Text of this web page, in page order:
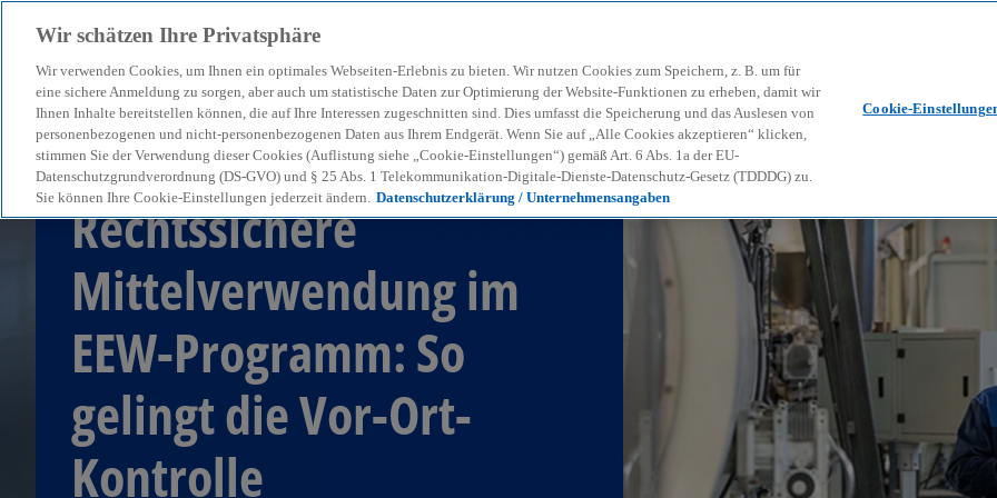
menu
Client Case
Rechtssichere
Mittelverwendung im
EEW-Programm: So
gelingt die Vor-Ort-
Kontrolle
Wir schätzen Ihre Privatsphäre
Wir verwenden Cookies, um Ihnen ein optimales Webseiten-Erlebnis zu bieten. Wir nutzen Cookies zum Speichern, z. B. um für
eine sichere Anmeldung zu sorgen, aber auch um statistische Daten zur Optimierung der Website-Funktionen zu erheben, damit wir
Ihnen Inhalte bereitstellen können, die auf Ihre Interessen zugeschnitten sind. Dies umfasst die Speicherung und das Auslesen von
personenbezogenen und nicht-personenbezogenen Daten aus Ihrem Endgerät. Wenn Sie auf „Alle Cookies akzeptieren“ klicken,
stimmen Sie der Verwendung dieser Cookies (Auflistung siehe „Cookie-Einstellungen“) gemäß Art. 6 Abs. 1a der EU-
Datenschutzgrundverordnung (DS-GVO) und § 25 Abs. 1 Telekommunikation-Digitale-Dienste-Datenschutz-Gesetz (TDDDG) zu.
Sie können Ihre Cookie-Einstellungen jederzeit ändern. Datenschutzerklärung / Unternehmensangaben
Cookie-